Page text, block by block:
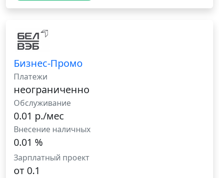
Бизнес-Промо
Платежи
неограниченно
Обслуживание
0.01 р./мес
Внесение наличных
0.01 %
Зарплатный проект
от 0.1